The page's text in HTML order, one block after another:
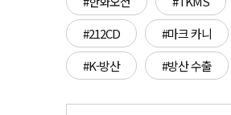
#212CD
#마크 카니
#K-방산
#방산 수출